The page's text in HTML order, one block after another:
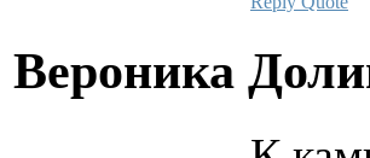
Вероника